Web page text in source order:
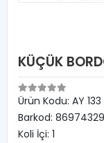
KÜÇÜK
Ürün Kodu: AY 133
Barkod:
Koli İçi: 1